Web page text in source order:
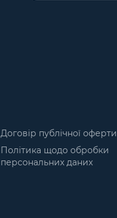
Договір публічної оферти
Політика щодо обробки
персональних даних